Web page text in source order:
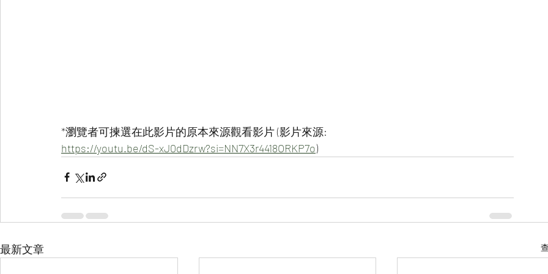
*瀏覽者可揀選在此影片的原本來源觀看影片 (影片來源:
https://youtu.be/dS-xJ0dDzrw?si=NN7X3r4418ORKP7o)
最新文章